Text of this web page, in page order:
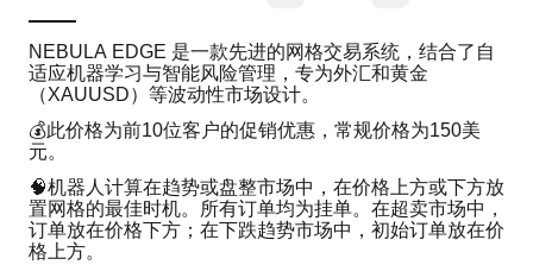
NEBULA EDGE 是一款先进的网格交易系统，结合了自
适应机器学习与智能风险管理，专为外汇和黄金
（XAUUSD）等波动性市场设计。
💰此价格为前10位客户的促销优惠，常规价格为150美
元。
🧠机器人计算在趋势或盘整市场中，在价格上方或下方放
置网格的最佳时机。所有订单均为挂单。在超卖市场中，
订单放在价格下方；在下跌趋势市场中，初始订单放在价
格上方。